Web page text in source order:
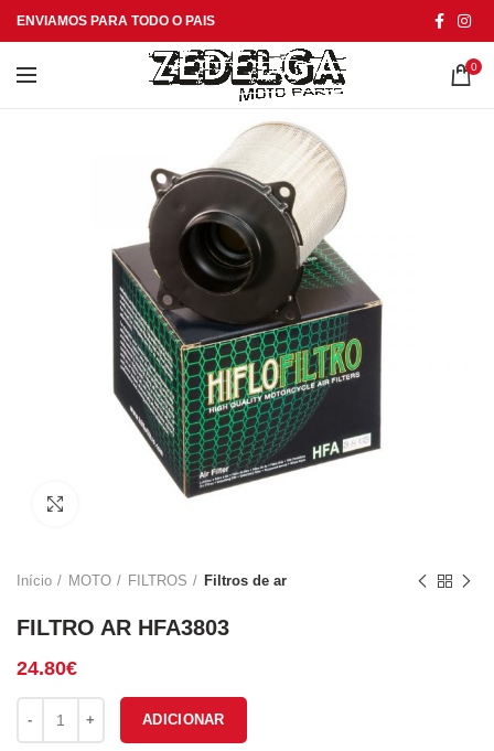
ENVIAMOS PARA TODO O PAIS
0
Início MOTO FILTROS Filtros de ar
FILTRO AR HFA3803
24.80€
ADICIONAR